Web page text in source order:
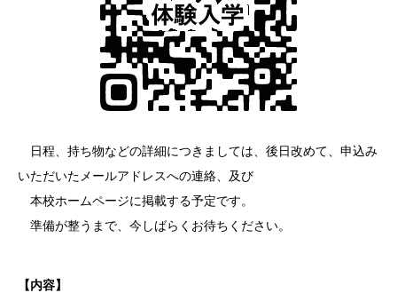
日程、持ち物などの詳細につきましては、後日改めて、申込み
いただいたメールアドレスへの連絡、及び
本校ホームページに掲載する予定です。
準備が整うまで、今しばらくお待ちください。
【内容】